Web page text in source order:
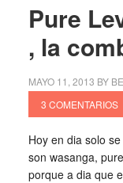
Pure
, la
MAYO 11, 2013 BY
3 COMENTARIOS
Hoy en dia solo
son wasanga,
porque a dia que